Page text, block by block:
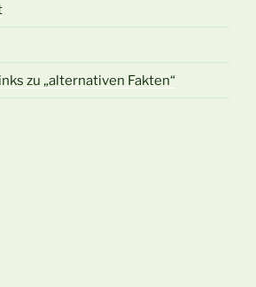
zu „alternativen Fakten“